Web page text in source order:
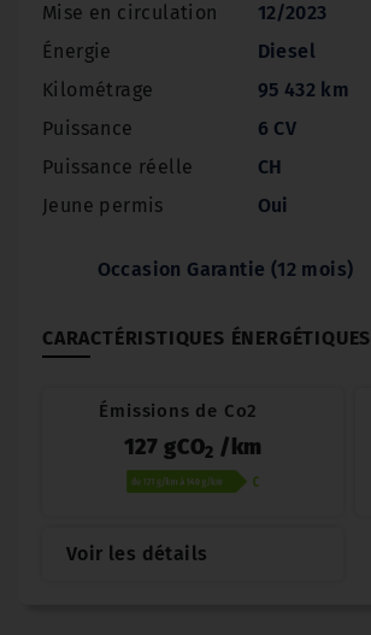
Mise en circulation
12/2023
Énergie
Diesel
Kilométrage
95 432 km
Puissance
6 CV
Puissance réelle
CH
Jeune permis
Oui
Occasion Garantie (12 mois)
CARACTÉRISTIQUES ÉNERGÉTIQUES
Émissions de Co2
127 gCO2 /km
Voir les détails